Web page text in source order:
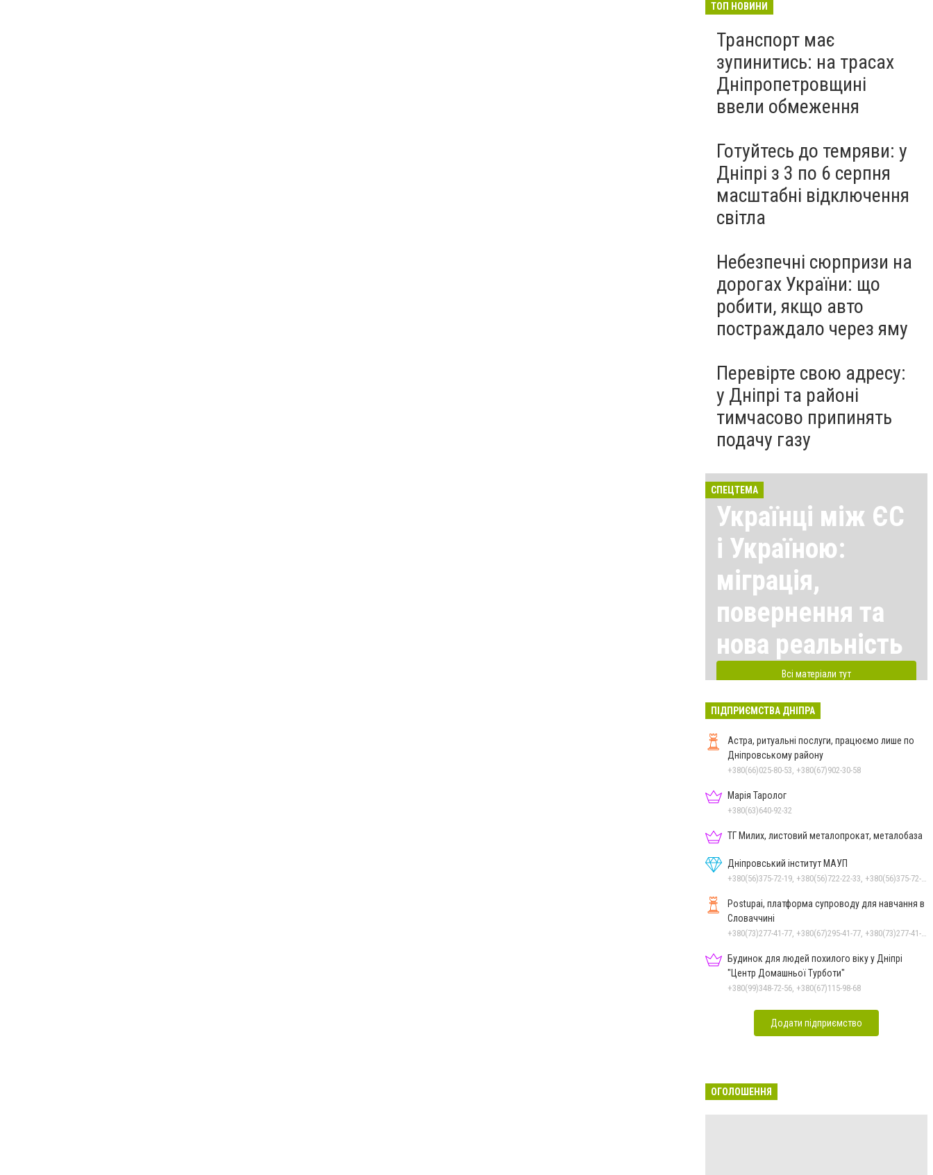
ТОП НОВИНИ
Транспорт має
зупинитись: на трасах
Дніпропетровщині
ввели обмеження
Готуйтесь до темряви: у
Дніпрі з 3 по 6 серпня
масштабні відключення
світла
Небезпечні сюрпризи на
дорогах України: що
робити, якщо авто
постраждало через яму
Перевірте свою адресу:
у Дніпрі та районі
тимчасово припинять
подачу газу
СПЕЦТЕМА
Українці між ЄС
і Україною:
міграція,
повернення та
нова реальність
Всі матеріали тут
ПІДПРИЄМСТВА ДНІПРА
Астра, ритуальні послуги, працюємо лише по
Дніпровському району
+380(66)025-80-53, +380(67)902-30-58
Марія Таролог
+380(63)640-92-32
ТГ Милих, листовий металопрокат, металобаза
Дніпровський інститут МАУП
Postupai, платформа супроводу для навчання в
Словаччині
Будинок для людей похилого віку у Дніпрі
"Центр Домашньої Турботи"
+380(99)348-72-56, +380(67)115-98-68
Додати підприємство
ОГОЛОШЕННЯ